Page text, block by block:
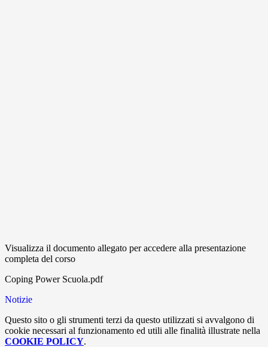
Visualizza il documento allegato per accedere alla presentazione
completa del corso
Coping Power Scuola.pdf
Notizie
Questo sito o gli strumenti terzi da questo utilizzati si avvalgono di
cookie necessari al funzionamento ed utili alle finalità illustrate nella
COOKIE POLICY.